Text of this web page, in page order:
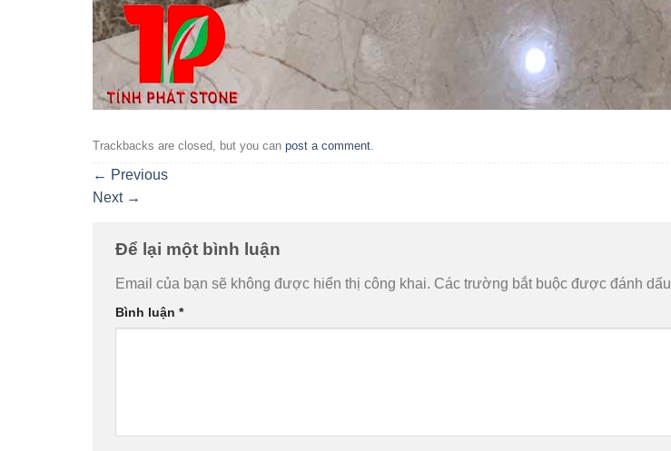
Trackbacks are closed, but you can post a comment.
← Previous
Next →
Để lại một bình luận
Email của bạn sẽ không được hiển thị công khai. Các trường bắt buộc được đánh dấu
Bình luận *